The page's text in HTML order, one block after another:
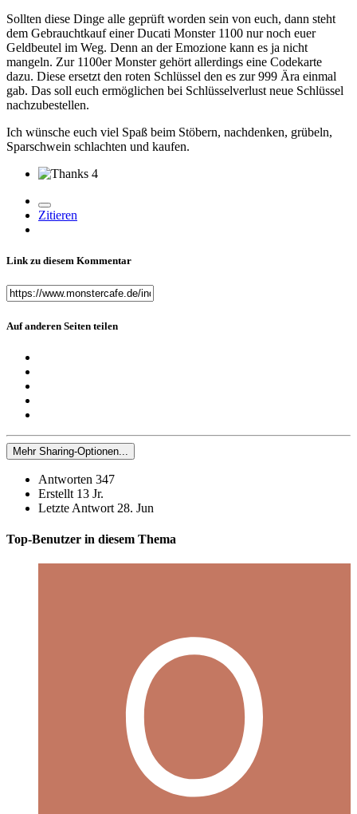
Sollten diese Dinge alle geprüft worden sein von euch, dann steht
dem Gebrauchtkauf einer Ducati Monster 1100 nur noch euer
Geldbeutel im Weg. Denn an der Emozione kann es ja nicht
mangeln. Zur 1100er Monster gehört allerdings eine Codekarte
dazu. Diese ersetzt den roten Schlüssel den es zur 999 Ära einmal
gab. Das soll euch ermöglichen bei Schlüsselverlust neue Schlüssel
nachzubestellen.
Ich wünsche euch viel Spaß beim Stöbern, nachdenken, grübeln,
Sparschwein schlachten und kaufen.
4
Zitieren
Link zu diesem Kommentar
Auf anderen Seiten teilen
Mehr Sharing-Optionen...
Antworten 347
Erstellt 13 Jr.
Letzte Antwort 28. Jun
Top-Benutzer in diesem Thema